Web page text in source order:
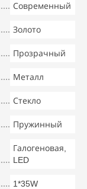
Современный
Золото
Прозрачный
Металл
Стекло
Пружинный
Галогеновая,
LED
1*35W